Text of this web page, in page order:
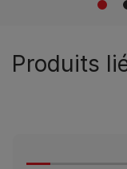
1
Produits